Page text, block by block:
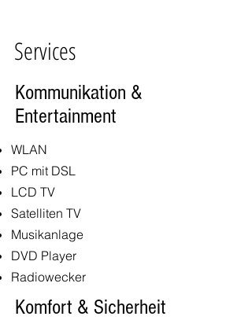
Services
Kommunikation &
Entertainment
Komfort & Sicherheit
WLAN
PC mit DSL
LCD TV
Satelliten TV
Musikanlage
DVD Player
Radiowecker